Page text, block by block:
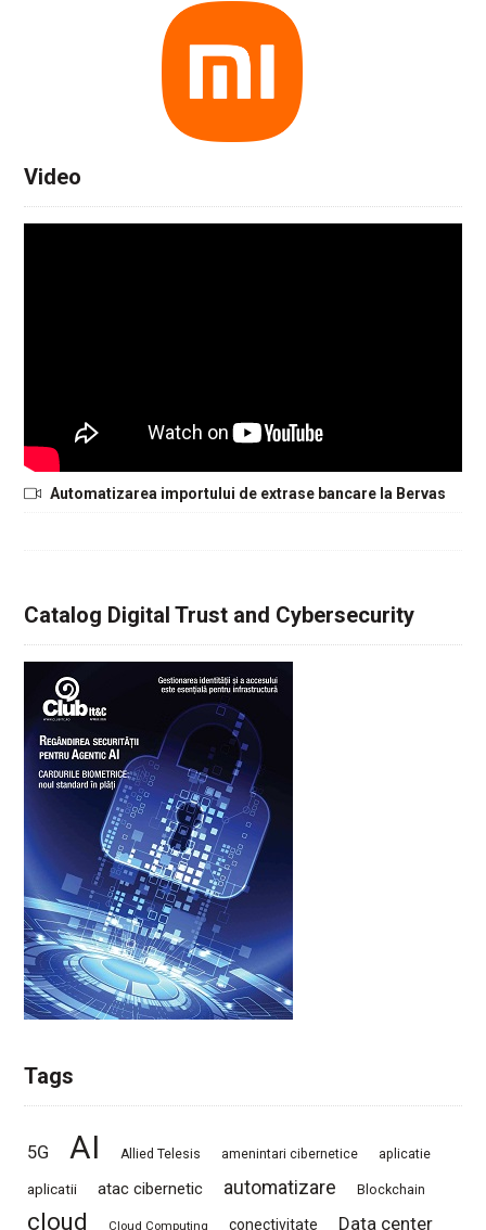
Video
Automatizarea importului de extrase bancare la Bervas
Catalog Digital Trust and Cybersecurity
Tags
5G AI Allied Telesis amenintari cibernetice aplicatie
aplicatii atac cibernetic automatizare Blockchain
cloud Cloud Computing conectivitate Data center